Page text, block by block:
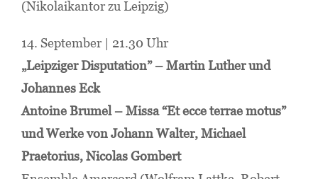
(Nikolaikantor zu Leipzig)
14. September | 21.30 Uhr
„Leipziger Disputation” – Martin Luther und
Johannes Eck
Antoine Brumel – Missa “Et ecce terrae motus”
und Werke von Johann Walter, Michael
Praetorius, Nicolas Gombert